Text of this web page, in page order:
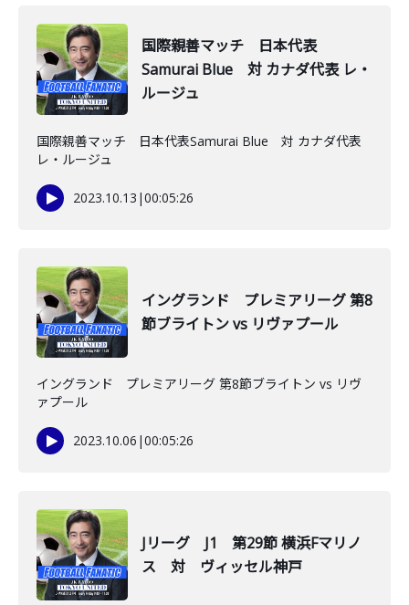
国際親善マッチ 日本代表
Samurai Blue 対 カナダ代表 レ・
ルージュ
国際親善マッチ 日本代表Samurai Blue 対 カナダ代表
レ・ルージュ
2023.10.13 |00:05:26
イングランド プレミアリーグ 第8
節ブライトン vs リヴァプール
イングランド プレミアリーグ 第8節ブライトン vs リヴ
ァプール
2023.10.06 |00:05:26
Jリーグ J1 第29節 横浜Fマリノ
ス 対 ヴィッセル神戸